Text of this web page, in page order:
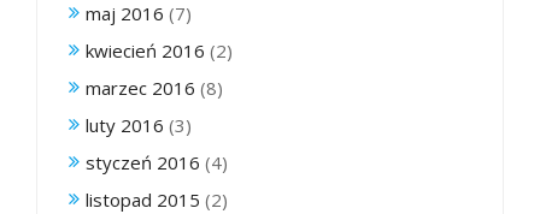
maj 2016 (7)
kwiecień 2016 (2)
marzec 2016 (8)
luty 2016 (3)
styczeń 2016 (4)
listopad 2015 (2)